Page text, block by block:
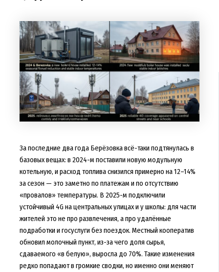
За последние два года Берёзовка всё-таки подтянулась в
базовых вещах: в 2024-м поставили новую модульную
котельную, и расход топлива снизился примерно на 12–14%
за сезон — это заметно по платежам и по отсутствию
«провалов» температуры. В 2025-м подключили
устойчивый 4G на центральных улицах и у школы: для части
жителей это не про развлечения, а про удалённые
подработки и госуслуги без поездок. Местный кооператив
обновил молочный пункт, из-за чего доля сырья,
сдаваемого «в белую», выросла до 70%. Такие изменения
редко попадают в громкие сводки, но именно они меняют